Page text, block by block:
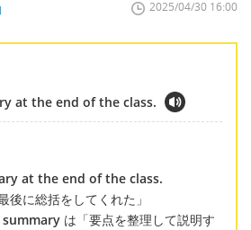
2025/04/30 16:00
at the end of the class.
at the end of the class.
に総括をしてくれた」
は「要点を整理して説明す